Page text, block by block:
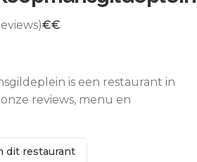
€€
is een restaurant in
reviews, menu en
dit restaurant